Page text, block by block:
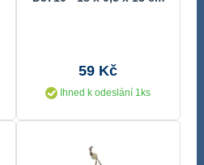
59 Kč
Ihned k odeslání 1ks